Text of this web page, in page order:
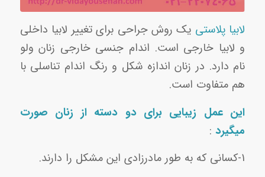
لابیا پلاستی یک روش جراحی برای تغییر لابیا داخلی
و لابیا خارجی است. اندام جنسی خارجی زنان ولو
نام دارد. در زنان اندازه شکل و رنگ اندام تناسلی با
هم متفاوت است.
این عمل زیبایی برای دو دسته از زنان صورت
میگیرد:
1-کسانی که به طور مادرزادی این مشکل را دارند.